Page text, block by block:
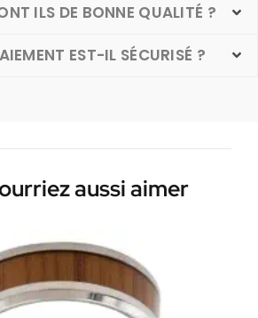
ILS DE BONNE QUALITÉ ?
EST-IL SÉCURISÉ ?
aussi aimer